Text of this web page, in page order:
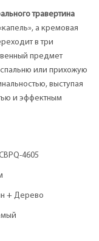
травертина
а кремовая
в три
предмет
или прихожую
выступая
и эффектным
4605
+ Дерево